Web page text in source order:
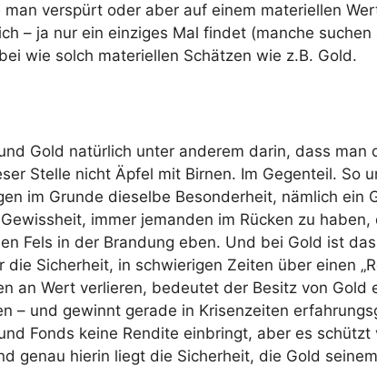
verspürt oder aber auf einem materiellen
– ja nur ein einziges Mal findet (manche suchen
wie solch materiellen Schätzen wie z.B. Gold.
Gold natürlich unter anderem darin, dass man
Stelle nicht Äpfel mit Birnen. Im Gegenteil. So
im Grunde dieselbe Besonderheit, nämlich ein
immer jemanden im Rücken zu
Fels in der Brandung eben. Und bei Gold ist
Sicherheit, in schwierigen Zeiten über einen
an Wert verlieren, bedeutet der Besitz von Gold
– und gewinnt gerade in Krisenzeiten
Fonds keine Rendite einbringt, aber es schützt
genau hierin liegt die Sicherheit, die Gold